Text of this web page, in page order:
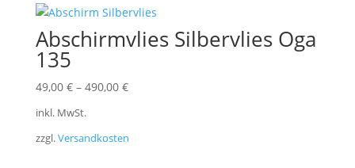
Abschirmvlies Silbervlies Oga
135
49,00 €– 490,00 €
inkl. MwSt.
zzgl.Versandkosten